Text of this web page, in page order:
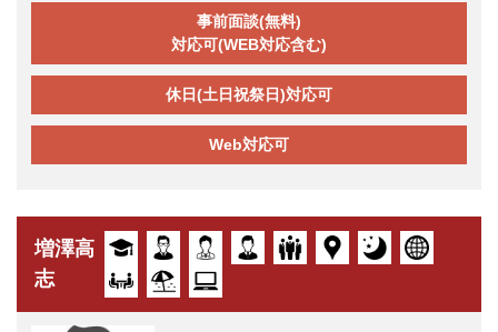
事前面談(無料)
対応可(WEB対応含む)
休日(土日祝祭日)対応可
Web対応可
増澤高
志